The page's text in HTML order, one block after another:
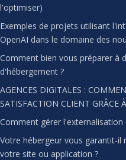
l'optimiser)
Exemples de projets utilisant
OpenAI dans le domaine des
Comment bien vous préparer à
d'hébergement ?
AGENCES DIGITALES :
SATISFACTION CLIENT GRÂCE
Comment gérer
Votre hébergeur vous garantit-il
votre site ou application ?